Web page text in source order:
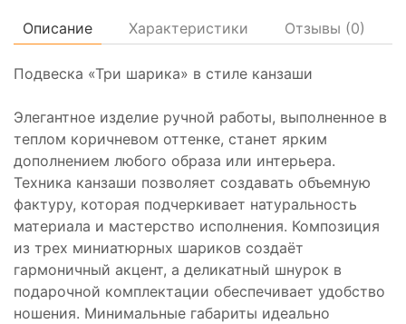
Описание Характеристики Отзывы (0)
Подвеска «Три шарика» в стиле канзаши
Элегантное изделие ручной работы, выполненное в
теплом коричневом оттенке, станет ярким
дополнением любого образа или интерьера.
Техника канзаши позволяет создавать объемную
фактуру, которая подчеркивает натуральность
материала и мастерство исполнения. Композиция
из трех миниатюрных шариков создаёт
гармоничный акцент, а деликатный шнурок в
подарочной комплектации обеспечивает удобство
ношения. Минимальные габариты идеально